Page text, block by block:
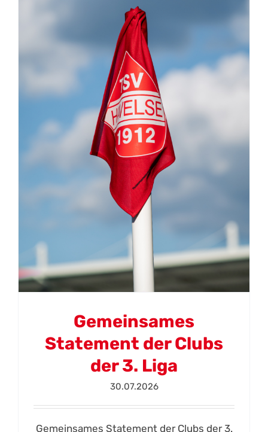
Gemeinsames
Statement der Clubs
der 3. Liga
30.07.2026
Gemeinsames Statement der Clubs der 3.